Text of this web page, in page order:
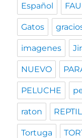
Español
Gatos
imagenes
NUEVO
PELUCHE
raton
Tortuga